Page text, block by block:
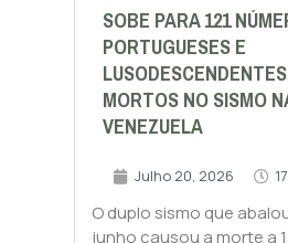
SOBE PARA 121
PORTUGUESES E
LUSODESCENDENTES
MORTOS NO SISMO
VENEZUELA
Julho 20, 2026
O duplo sismo que
junho causou a morte a